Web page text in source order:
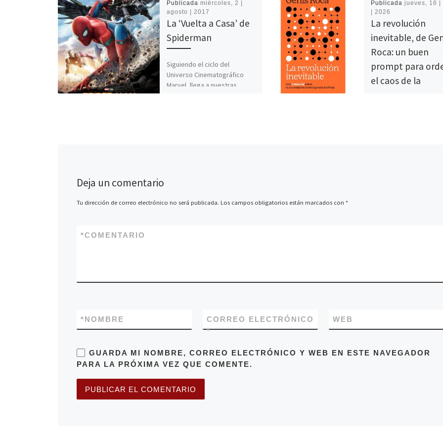
Publicadamiércoles, 2 |
agosto | 2017
La ‘Vuelta a Casa’ de
Spiderman
Siguiendo el ciclo del
Universo Cinematográfico
Marvel, llega a nuestras
Publicada jueves, 16 |
| 2026
La revolución
inevitable, de
Roca: un buen
prompt para
el caos de la
Deja un comentario
Tu dirección de correo electrónico no será publicada. Los campos obligatorios están marcados con *
COMENTARIO
*
NOMBRE
*
CORREO ELECTRÓNICO
*
WEB
GUARDA MI NOMBRE, CORREO ELECTRÓNICO Y WEB EN ESTE NAVEGADOR
PARA LA PRÓXIMA VEZ QUE COMENTE.